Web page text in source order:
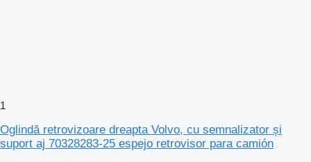
1
Oglindă retrovizoare dreapta Volvo, cu semnalizator și
suport aj 70328283-25 espejo retrovisor para camión